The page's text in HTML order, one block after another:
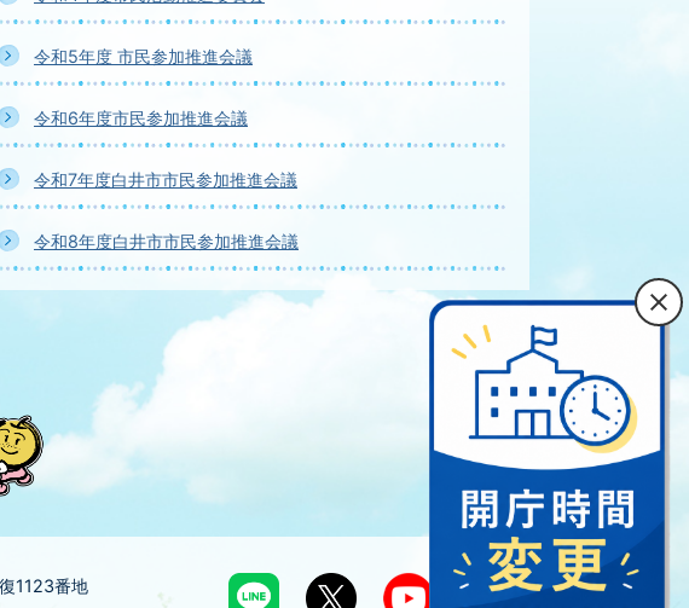
令和5年度 市民参加推進会議
令和6年度市民参加推進会議
令和7年度白井市市民参加推進会議
令和8年度白井市市民参加推進会議
1123番地